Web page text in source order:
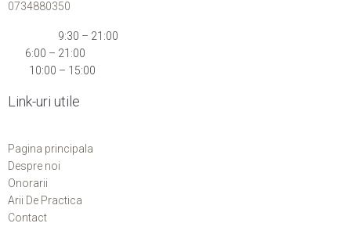
0734880350
9:30 – 21:00
6:00 – 21:00
10:00 – 15:00
Link-uri utile
Pagina principala
Despre noi
Onorarii
Arii De Practica
Contact